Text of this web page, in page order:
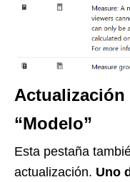
Actualización
“Modelo”
Esta pestaña
actualización. Uno